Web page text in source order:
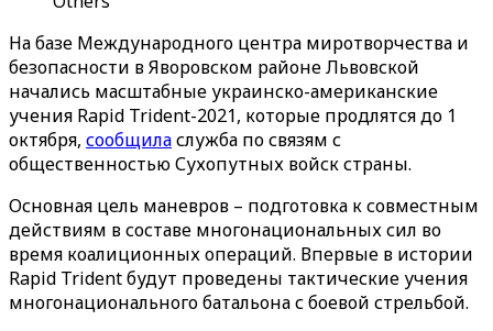
На базе Международного центра миротворчества и
безопасности в Яворовском районе Львовской
начались масштабные украинско-американские
учения Rapid Trident-2021, которые продлятся до 1
октября, сообщиласлужба по связям с
общественностью Сухопутных войск страны.
Основная цель маневров – подготовка к совместным
действиям в составе многонациональных сил во
время коалиционных операций. Впервые в истории
Rapid Trident будут проведены тактические учения
многонационального батальона с боевой стрельбой.